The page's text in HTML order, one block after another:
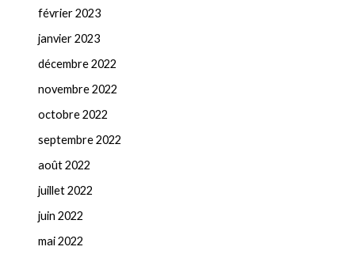
février 2023
janvier 2023
décembre 2022
novembre 2022
octobre 2022
septembre 2022
août 2022
juillet 2022
juin 2022
mai 2022